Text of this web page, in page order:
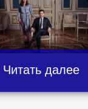
Читать далее